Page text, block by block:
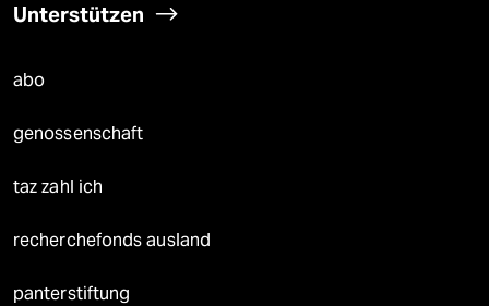
Unterstützen
abo
genossenschaft
taz zahl ich
recherchefonds ausland
panterstiftung